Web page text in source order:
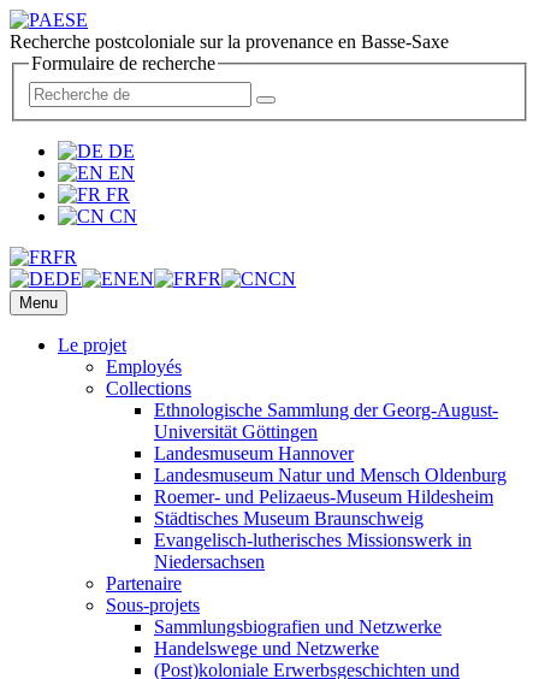
Recherche postcoloniale sur la provenance en Basse-Saxe
Formulaire de recherche
DE
EN
FR
CN
FR
DE
EN FR CN
Menu
Le projet
Employés
Collections
Ethnologische Sammlung der Georg-August-
Universität Göttingen
Landesmuseum Hannover
Landesmuseum Natur und Mensch Oldenburg
Roemer- und Pelizaeus-Museum Hildesheim
Städtisches Museum Braunschweig
Evangelisch-lutherisches Missionswerk in
Niedersachsen
Partenaire
Sous-projets
Sammlungsbiografien und Netzwerke
Handelswege und Netzwerke
(Post)koloniale Erwerbsgeschichten und